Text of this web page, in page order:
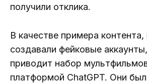
получили отклика.
В качестве примера
создавали фейковые
приводит набор
платформой ChatGPT. Они